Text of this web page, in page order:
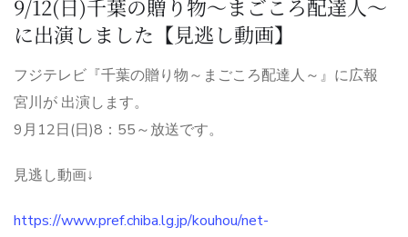
9/12(日)千葉の贈り物～まごころ配達人～
に出演しました【見逃し動画】
フジテレビ『千葉の贈り物～まごころ配達人～』に広報
宮川が 出演します。
9月12日(日)8：55～放送です。
見逃し動画↓
https://www.pref.chiba.lg.jp/kouhou/net-